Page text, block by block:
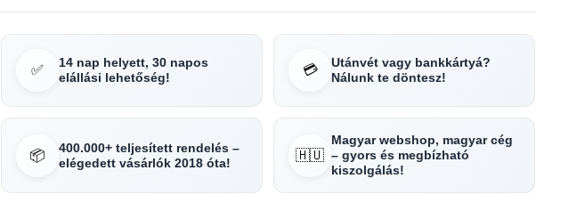
✅
14 nap helyett, 30 napos
elállási lehetőség!
💳
Utánvét vagy bankkártyá?
Nálunk te döntesz!
📦
400.000+ teljesített rendelés –
elégedett vásárlók 2018 óta!
🇭🇺
Magyar webshop, magyar cég
– gyors és megbízható
kiszolgálás!